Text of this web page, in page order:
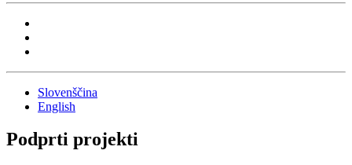
Slovenščina
English
Podprti projekti